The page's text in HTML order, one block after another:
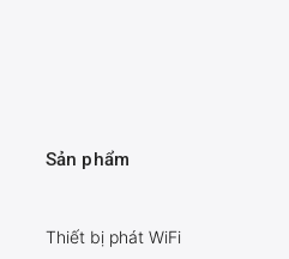
Sản phẩm
Thiết bị phát WiFi